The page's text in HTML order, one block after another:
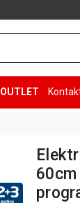
OUTLET